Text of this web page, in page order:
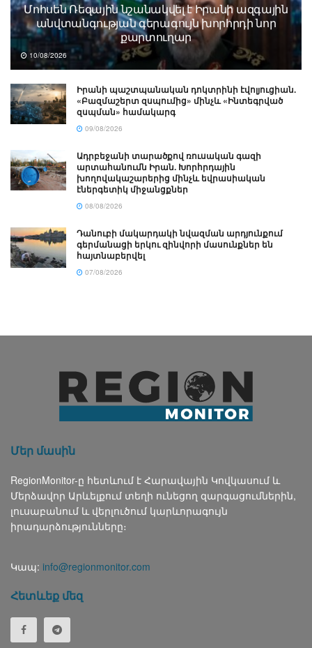
Մոհսեն Ռեզային նշանակվել է Իրանի ազգային
անվտանգության գերագույն խորհրդի նոր
քարտուղար
10/08/2026
Իրանի պաշտպանական դոկտրինի էվոլյուցիան.
«Բազմաշերտ զսպումից» մինչև «Ինտեգրված
զսպման» համակարգ
09/08/2026
Ադրբեջանի տարածքով ռուսական գազի
արտահանումն Իրան. Խորհրդային
խողովակաշարերից մինչև եվրասիական
էներգետիկ միջանցքներ
08/08/2026
Դանուբի մակարդակի նվազման արդյունքում
գերմանացի երկու զինվորի մասունքներ են
հայտնաբերվել
07/08/2026
Մեր մասին
RegionMonitor-ը հետևում է Հարավային Կովկասում և
Մերձավոր Արևելքում տեղի ունեցող զարգացումներին,
լուսաբանում և վերլուծում կարևորագույն
իրադարձությունները։
Կապ: info@regionmonitor.com
Հետևեք մեզ